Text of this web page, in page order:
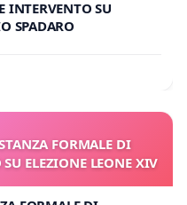
INTERVENTO SU
SPADARO
FORMALE DI
ELEZIONE LEONE XIV